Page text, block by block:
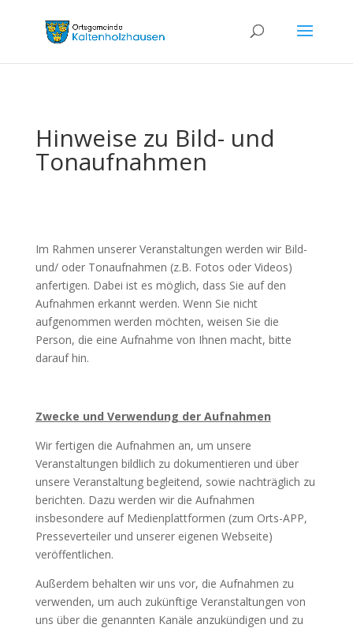
Hinweise zu Bild- und
Tonaufnahmen
Im Rahmen unserer Veranstaltungen werden wir Bild-
und/ oder Tonaufnahmen (z.B. Fotos oder Videos)
anfertigen. Dabei ist es möglich, dass Sie auf den
Aufnahmen erkannt werden. Wenn Sie nicht
aufgenommen werden möchten, weisen Sie die
Person, die eine Aufnahme von Ihnen macht, bitte
darauf hin.
Zwecke und Verwendung der Aufnahmen
Wir fertigen die Aufnahmen an, um unsere
Veranstaltungen bildlich zu dokumentieren und über
unsere Veranstaltung begleitend, sowie nachträglich zu
berichten. Dazu werden wir die Aufnahmen
insbesondere auf Medienplattformen (zum Orts-APP,
Presseverteiler und unserer eigenen Webseite)
veröffentlichen.
Außerdem behalten wir uns vor, die Aufnahmen zu
verwenden, um auch zukünftige Veranstaltungen von
uns über die genannten Kanäle anzukündigen und zu